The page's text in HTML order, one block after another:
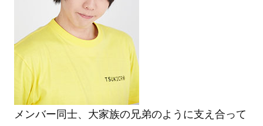
メンバー同士、大家族の兄弟のように支え合って